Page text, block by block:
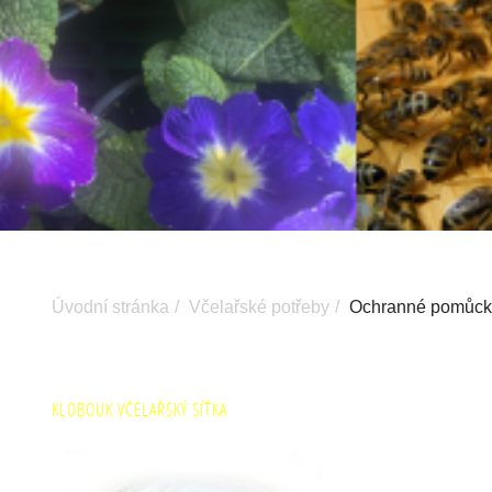
Úvodní stránka Včelařské potřeby Ochranné
KLOBOUK VČELAŘSKÝ SÍŤKA